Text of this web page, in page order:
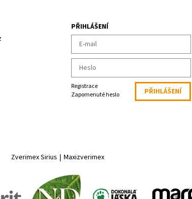
PŘIHLÁŠENÍ
Registrace
Zapomenuté heslo
Zverimex Sirius | Maxizverimex